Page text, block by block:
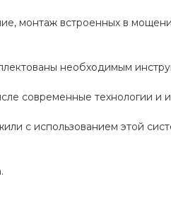
монтаж встроенных в
необходимым
современные технологии и
с использованием этой